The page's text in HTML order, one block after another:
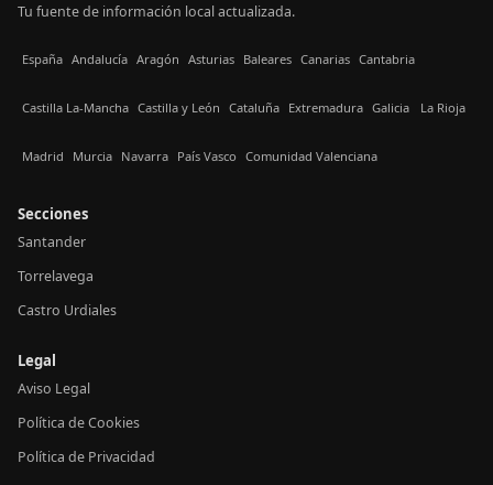
Tu fuente de información local actualizada.
España Andalucía Aragón Asturias Baleares Canarias Cantabria
Castilla La-Mancha Castilla y León Cataluña Extremadura Galicia La Rioja
Madrid Murcia Navarra País Vasco Comunidad Valenciana
Secciones
Santander
Torrelavega
Castro Urdiales
Legal
Aviso Legal
Política de Cookies
Política de Privacidad